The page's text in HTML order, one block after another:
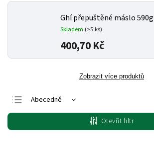
Ghí přepuštěné máslo 590g
Skladem (>5 ks)
400,70 Kč
Zobrazit více produktů
Abecedně
Nejlevnější
Nejdražší
Otevřít filtr